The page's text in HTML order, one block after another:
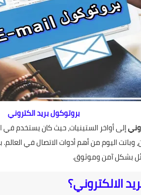
بروتوكول بريد الكتروني
إلى أواخر الستينيات، حيث كان يستخدم في
اليوم من أهم أدوات الاتصال في
بشكل آمن وموثوق.
الالكتروني؟